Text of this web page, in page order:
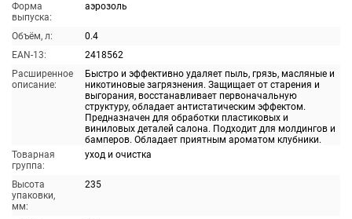
Форма
выпуска:
аэрозоль
Объём, л:
0.4
EAN-13:
2418562
Расширенное
описание:
Быстро и эффективно удаляет пыль, грязь, масляные и
никотиновые загрязнения. Защищает от старения и
выгорания, восстанавливает первоначальную
структуру, обладает антистатическим эффектом.
Предназначен для обработки пластиковых и
виниловых деталей салона. Подходит для молдингов и
бамперов. Обладает приятным ароматом клубники.
Товарная
группа:
уход и очистка
Высота
упаковки,
мм:
235